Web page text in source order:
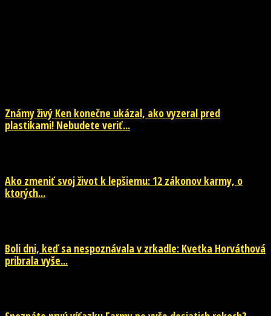
Známy živý Ken konečne ukázal, ako vyzeral pred
plastikami! Nebudete veriť...
Ako zmeniť svoj život k lepšiemu: 12 zákonov karmy, o
ktorých...
Boli dni, keď sa nespoznávala v zrkadle: Kvetka Horváthová
pribrala vyše...